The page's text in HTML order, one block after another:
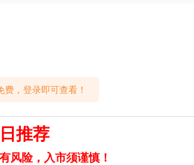
费，登录即可查看！
推荐
风险，入市须谨慎！